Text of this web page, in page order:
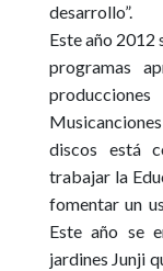
desarrollo”.
Este año 2012
programas
discos está
trabajar la
fomentar un
Este año se
jardines Junji